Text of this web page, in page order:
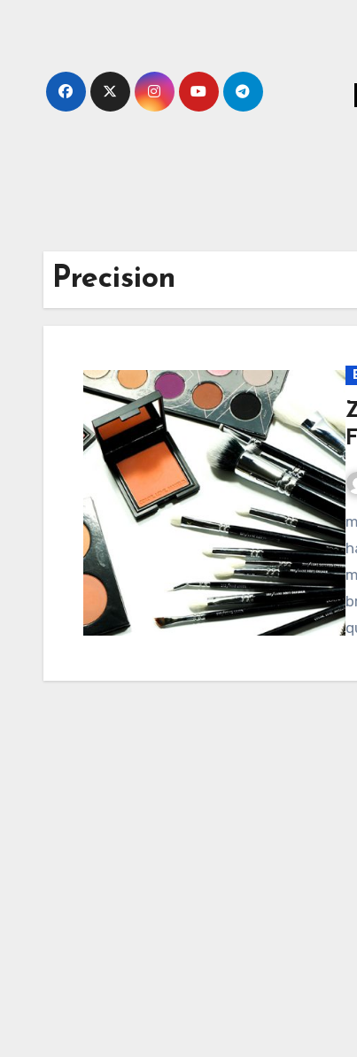
Precision
modelcampusa.com – Zoeva Beauty is a brand that